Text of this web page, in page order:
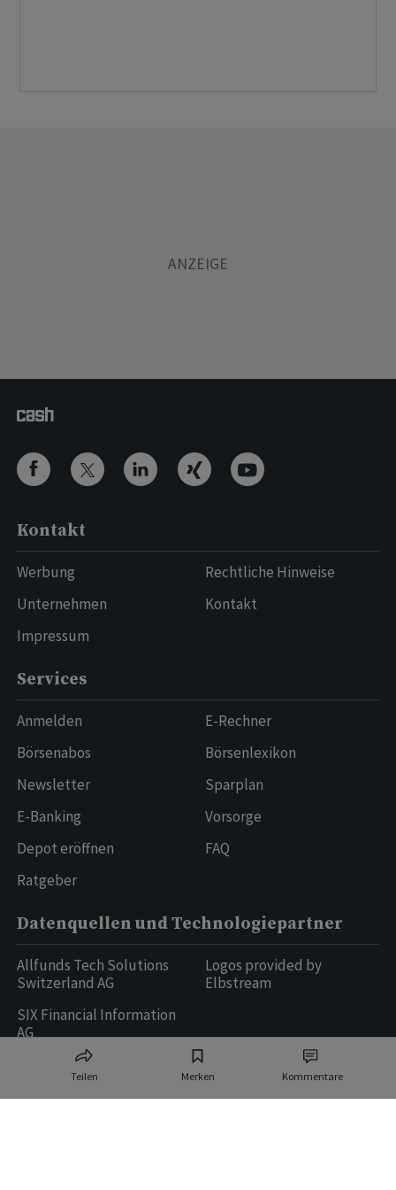
Teilen Merken Kommentare
Kontakt
Werbung
Unternehmen
Impressum
Rechtliche Hinweise
Kontakt
Services
Anmelden
Börsenabos
Newsletter
E-Banking
Depot eröffnen
Ratgeber
E-Rechner
Börsenlexikon
Sparplan
Vorsorge
FAQ
Datenquellen und Technologiepartner
Allfunds Tech Solutions
Switzerland AG
SIX Financial Information
AG
Logos provided by
Elbstream
Ringier AG | Ringier Medien Schweiz